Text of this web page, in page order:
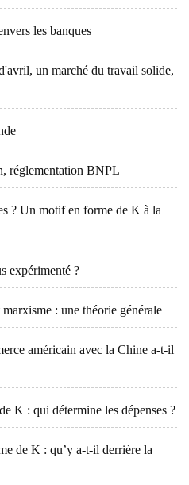
les banques
un marché du travail solide,
réglementation BNPL
? Un motif en forme de K à la
expérimenté ?
: une théorie générale
américain avec la Chine a-t-il
K : qui détermine les dépenses ?
de K : qu’y a-t-il derrière la